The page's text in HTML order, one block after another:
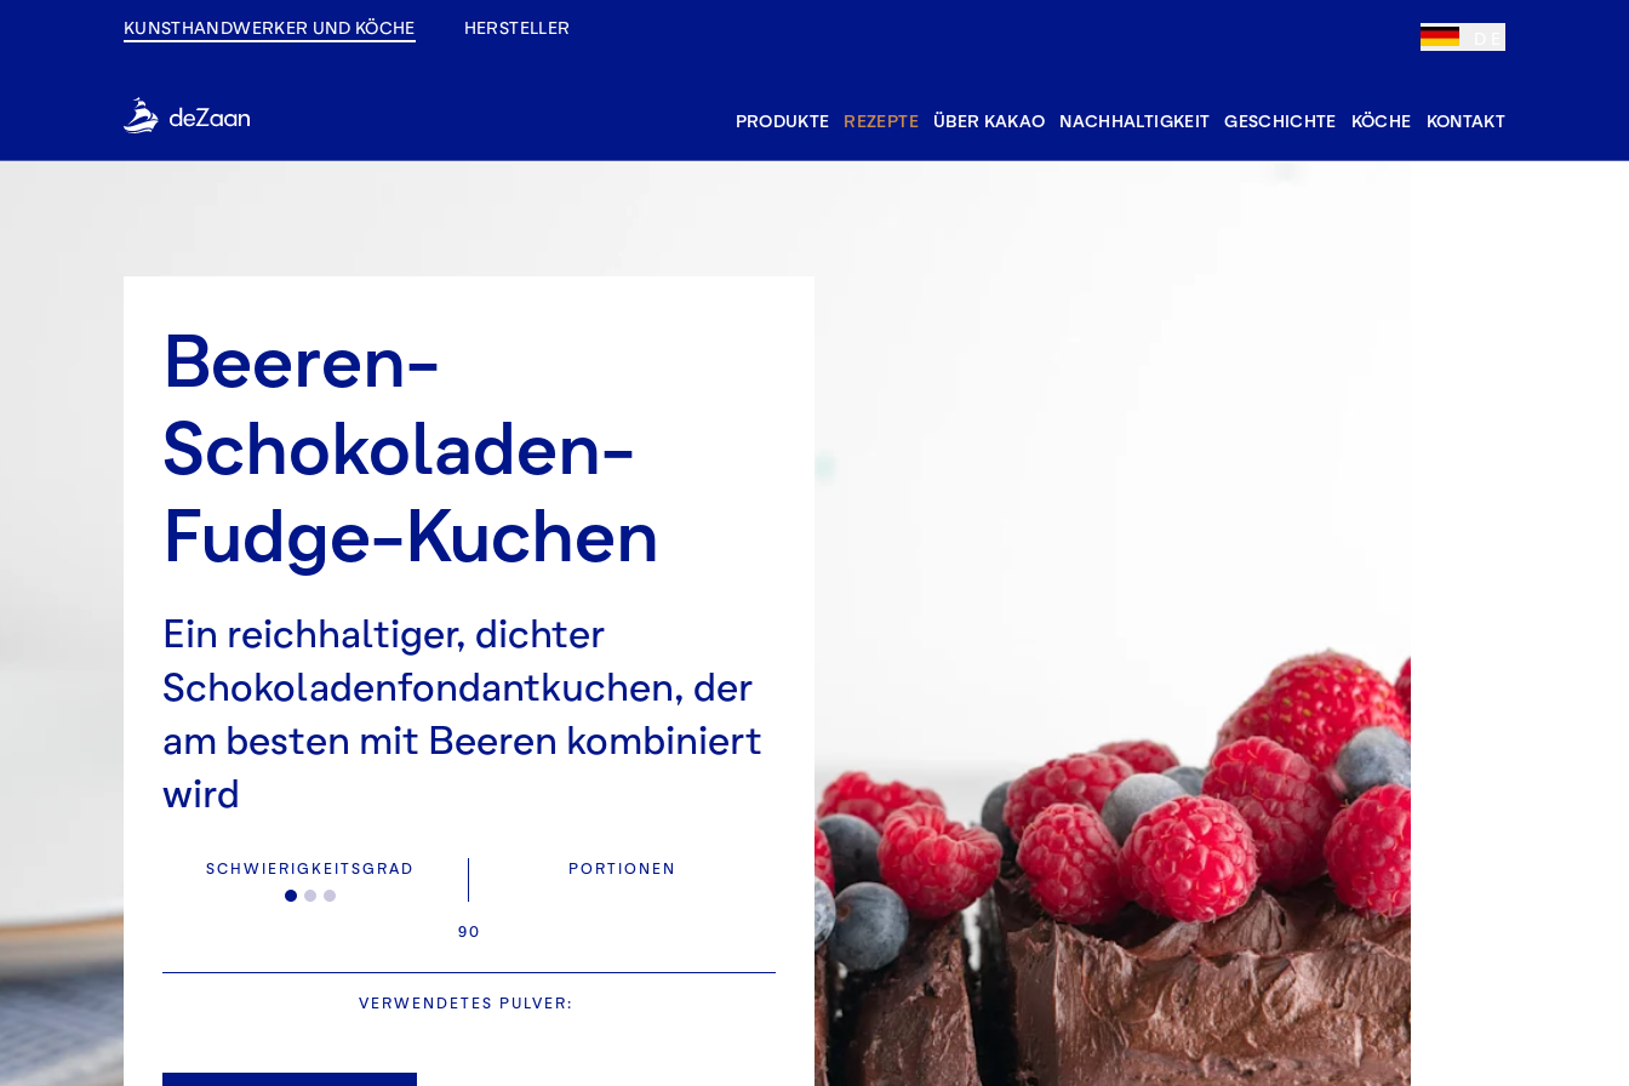
KUNSTHANDWERKER UND KÖCHE HERSTELLER
PRODUKTE REZEPTE ÜBER KAKAO NACHHALTIGKEIT GESCHICHTE KÖCHE KONTAKT
Beeren-
Schokoladen-
Fudge-Kuchen
Ein reichhaltiger, dichter
Schokoladenfondantkuchen, der
am besten mit Beeren kombiniert
wird
SCHWIERIGKEITSGRAD PORTIONEN
90
VERWENDETES PULVER: